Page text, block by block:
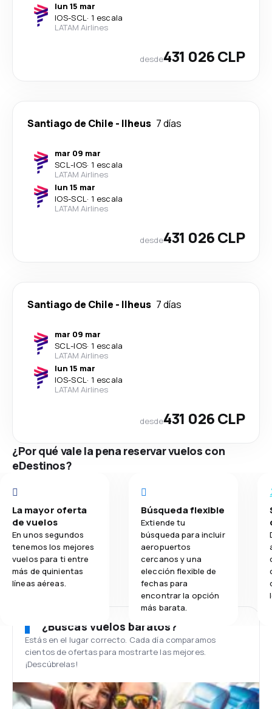
lun 15 mar
IOS-SCL· 1 escala
LATAM Airlines
desde431 026 CLP
Santiago de Chile - Ilheus 7 días
mar 09 mar
SCL-IOS· 1 escala
LATAM Airlines
lun 15 mar
IOS-SCL· 1 escala
LATAM Airlines
desde431 026 CLP
Santiago de Chile - Ilheus 7 días
mar 09 mar
SCL-IOS· 1 escala
LATAM Airlines
lun 15 mar
IOS-SCL· 1 escala
LATAM Airlines
desde431 026 CLP
¿Por qué vale la pena reservar vuelos con
eDestinos?
La mayor oferta
de vuelos
En unos segundos
tenemos los mejores
vuelos para ti entre
más de quinientas
líneas aéreas.
Búsqueda flexible
Extiende tu
búsqueda para incluir
aeropuertos
cercanos y una
elección flexible de
fechas para
encontrar la opción
más barata.
¿Buscas vuelos baratos?
Estás en el lugar correcto. Cada día comparamos
cientos de ofertas para mostrarte las mejores.
¡Descúbrelas!